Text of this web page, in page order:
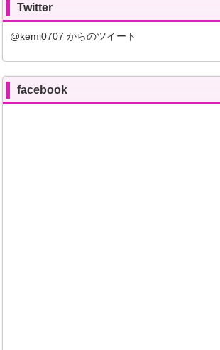
Twitter
@kemi0707 からのツイート
facebook